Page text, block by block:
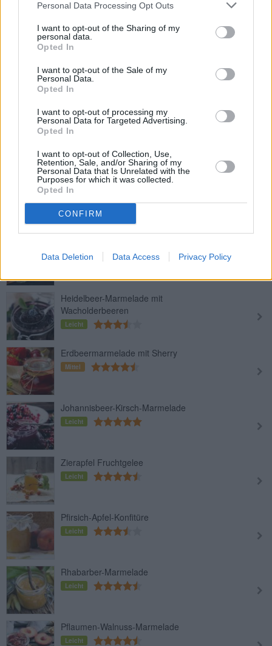
Personal Data Processing Opt Outs
I want to opt-out of the Sharing of my
personal data.
Opted In
I want to opt-out of the Sale of my
Personal Data.
Opted In
I want to opt-out of processing my
Personal Data for Targeted Advertising.
Opted In
I want to opt-out of Collection, Use,
Retention, Sale, and/or Sharing of my
Personal Data that Is Unrelated with the
Purposes for which it was collected.
Opted In
CONFIRM
Data Deletion Data Access Privacy Policy
Apfel-Marzipan Marmelade
Leicht
Marillen Marmelade
Leicht
Einfache Preiselbeermarmelade
Erdbeermarmelade
Leicht
Leicht
Heidelbeer-Marmelade mit
Wacholderbeeren
Leicht
Erdbeermarmelade mit Sherry
Mittel
Johannisbeer-Kirsch-Marmelade
Leicht
Zierapfel Fruchtgelee
Leicht
Pfirsich-Apfel-Konfitüre
Leicht
Rhabarber-Marmelade
Leicht
Pflaumen-Walnuss-Marmelade
Leicht